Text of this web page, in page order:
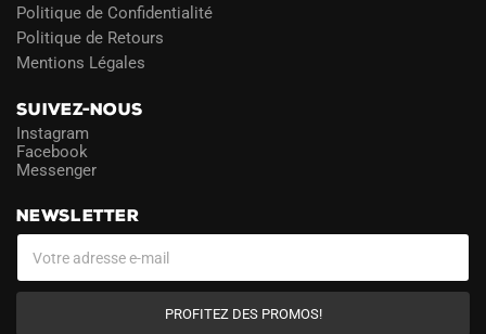
Politique de Confidentialité
Politique de Retours
Mentions Légales
SUIVEZ-NOUS
Instagram
Facebook
Messenger
NEWSLETTER
PROFITEZ DES PROMOS!